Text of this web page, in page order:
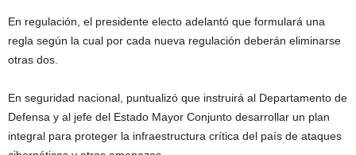
En regulación, el presidente electo adelantó que formulará una
regla según la cual por cada nueva regulación deberán eliminarse
otras dos.
En seguridad nacional, puntualizó que instruirá al Departamento de
Defensa y al jefe del Estado Mayor Conjunto desarrollar un plan
integral para proteger la infraestructura crítica del país de ataques